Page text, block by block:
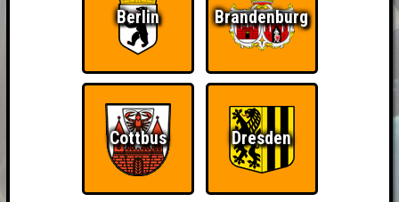
Berlin Brandenburg
Cottbus Dresden